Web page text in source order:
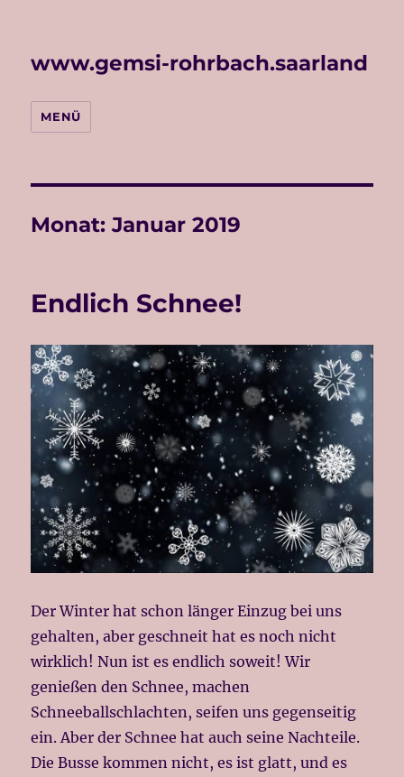
www.gemsi-rohrbach.saarland
MENÜ
Monat:Januar 2019
Endlich Schnee!
Der Winter hat schon länger Einzug bei uns
gehalten, aber geschneit hat es noch nicht
wirklich! Nun ist es endlich soweit! Wir
genießen den Schnee, machen
Schneeballschlachten, seifen uns gegenseitig
ein. Aber der Schnee hat auch seine Nachteile.
Die Busse kommen nicht, es ist glatt, und es